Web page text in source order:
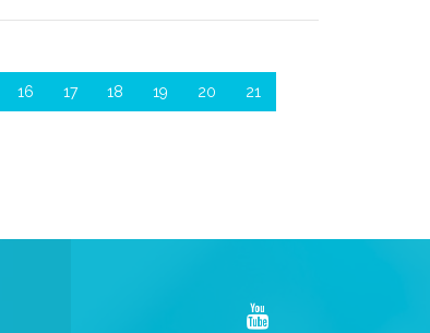
16 17 18 19 20 21